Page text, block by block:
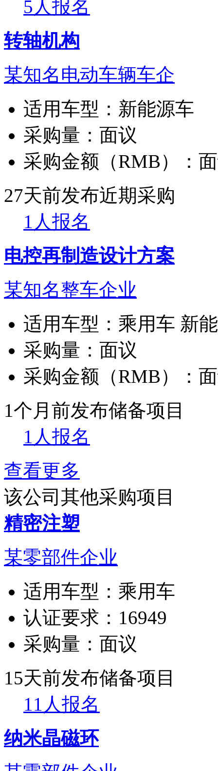
5人报名
转轴机构
某知名电动车辆车企
适用车型： 新能源车
采购量： 面议
采购金额（RMB）：
27天前发布近期采购
1人报名
电控再制造设计方案
某知名整车企业
适用车型： 乘用车 新
采购量： 面议
采购金额（RMB）：
1个月前发布储备项目
1人报名
查看更多
该公司其他采购项目
精密注塑
某零部件企业
适用车型： 乘用车
认证要求： 16949
采购量： 面议
15天前发布储备项目
11人报名
纳米晶磁环